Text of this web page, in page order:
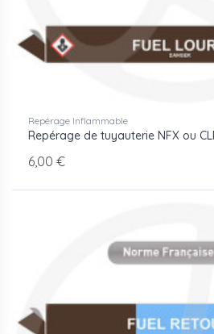
Repérage Inflammable
Repérage de tuyauterie NFX ou
6,00 €